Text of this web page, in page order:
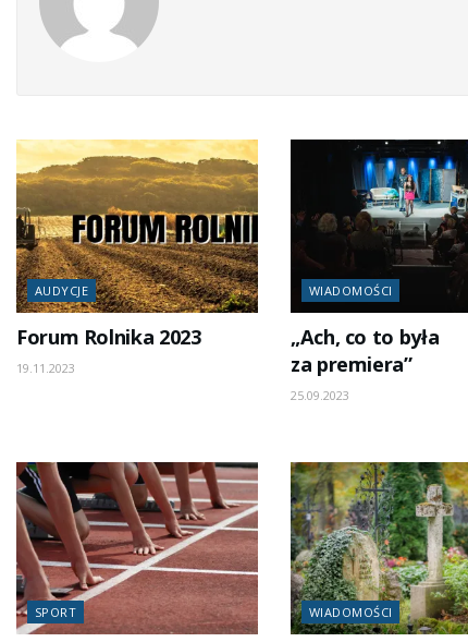
AUDYCJE
Forum Rolnika 2023
19.11.2023
WIADOMOŚCI
„Ach, co to była
za premiera”
25.09.2023
SPORT WIADOMOŚCI